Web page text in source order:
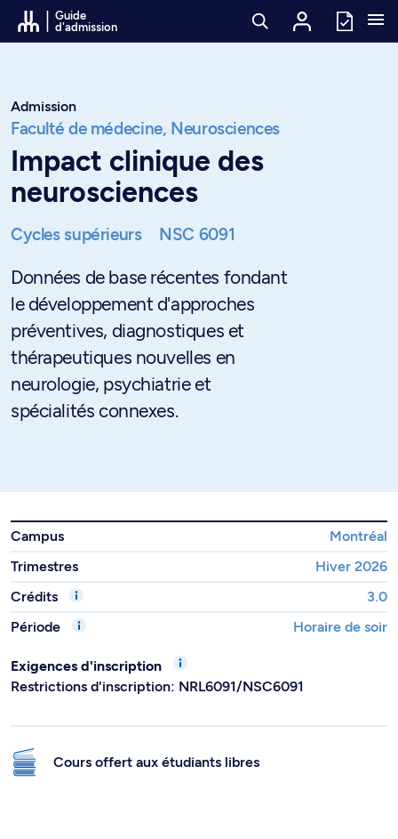
Passer au contenu
Guide
d'admission
Admission
Faculté de médecine, Neurosciences
Impact clinique des
neurosciences
Cycles supérieurs NSC 6091
Données de base récentes fondant
le développement d'approches
préventives, diagnostiques et
thérapeutiques nouvelles en
neurologie, psychiatrie et
spécialités connexes.
Campus
Montréal
Trimestres
Hiver 2026
Crédits
3.0
Période
Horaire de soir
Exigences d'inscription
Restrictions d'inscription: NRL6091/NSC6091
Cours offert aux étudiants libres